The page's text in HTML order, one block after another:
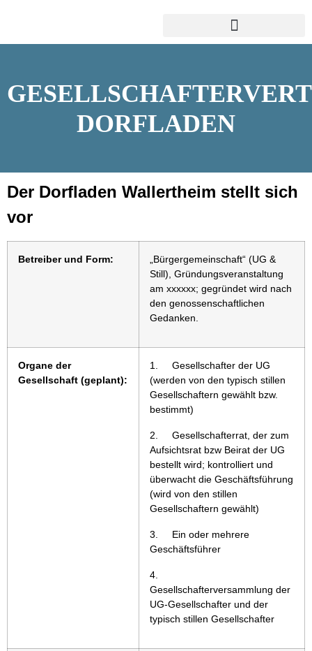
DORFLADEN
Der Dorfladen Wallertheim stellt sich
vor
Betreiber und Form:
„Bürgergemeinschaft“ (UG &
Still), Gründungsveranstaltung
am xxxxxx; gegründet wird nach
den genossenschaftlichen
Gedanken.
Organe der
Gesellschaft (geplant):
1. Gesellschafter der UG
(werden von den typisch stillen
Gesellschaftern gewählt bzw.
bestimmt)
2. Gesellschafterrat, der zum
Aufsichtsrat bzw Beirat der UG
bestellt wird; kontrolliert und
überwacht die Geschäftsführung
(wird von den stillen
Gesellschaftern gewählt)
3. Ein oder mehrere
Geschäftsführer
4.
Gesellschafterversammlung der
UG-Gesellschafter und der
typisch stillen Gesellschafter